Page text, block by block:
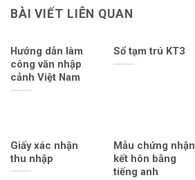
BÀI VIẾT LIÊN QUAN
Hướng dẫn làm
công văn nhập
cảnh Việt Nam
Sổ tạm trú KT3
Giấy xác nhận
thu nhập
Mẫu chứng nhận
kết hôn bằng
tiếng anh